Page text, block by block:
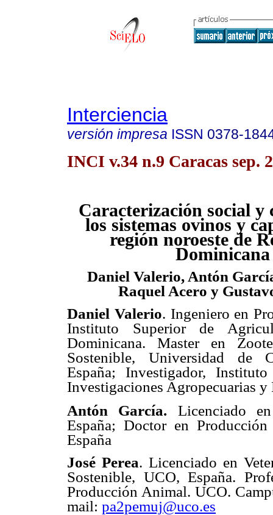
Interciencia
versión impresa ISSN 0378-
INCI v.34 n.9 Caracas sep.
Caracterización social y
los sistemas ovinos y
región noroeste de
Dominicana
Daniel Valerio, Antón
Raquel Acero y
Daniel Valerio. Ingeniero en
Instituto Superior de
Dominicana. Master en
Sostenible, Universidad de
España; Investigador,
Investigaciones Agropecuarias
Antón García.
Licenciado
España; Doctor en
España
José Perea. Licenciado en
Sostenible, UCO, España.
Producción Animal. UCO.
mail: pa2pemuj@uco.es